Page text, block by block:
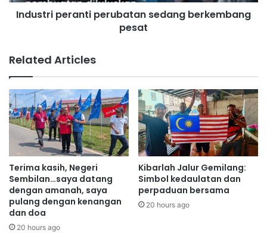
tidak ditentusahkan,” katanya.
R
a
y
a
P
e
n
a
s
e
r
t
i
p
e
r
u
t
a
n
s
e
d
Industri peranti perubatan sedang berkembang
pesat
Related Articles
Terima kasih, Negeri
Sembilan…saya datang
dengan amanah, saya
pulang dengan kenangan
dan doa
20 hours ago
Kibarlah Jalur Gemilang:
Simbol kedaulatan dan
perpaduan bersama
20 hours ago